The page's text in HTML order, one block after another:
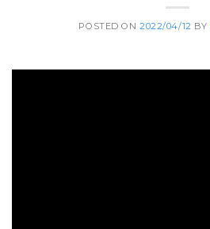
POSTED ON2022/04/12 BY